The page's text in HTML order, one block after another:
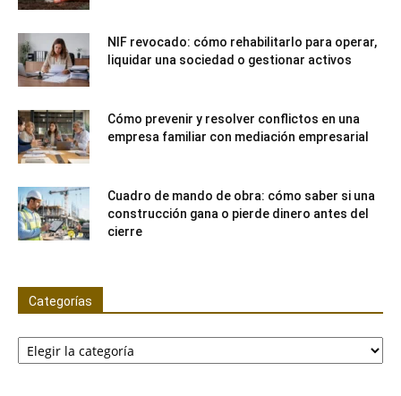
NIF revocado: cómo rehabilitarlo para operar,
liquidar una sociedad o gestionar activos
Cómo prevenir y resolver conflictos en una
empresa familiar con mediación empresarial
Cuadro de mando de obra: cómo saber si una
construcción gana o pierde dinero antes del
cierre
Categorías
Categorías